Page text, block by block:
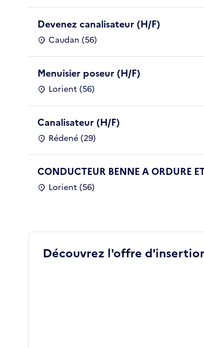
Devenez canalisateur (H/F)
Caudan (56)
Menuisier poseur (H/F)
Lorient (56)
Canalisateur (H/F)
Rédené (29)
CONDUCTEUR BENNE A ORDURE
Lorient (56)
Découvrez l'offre